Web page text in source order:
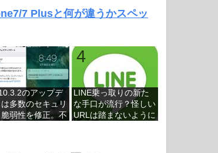
7 Plusと何が違うかスペッ
のアップデ
多数のセキュリ
弱性を修正。不
ー
LINE乗っ取りの新た
な手口が流行？怪しい
URLは踏まないように
4ビュー